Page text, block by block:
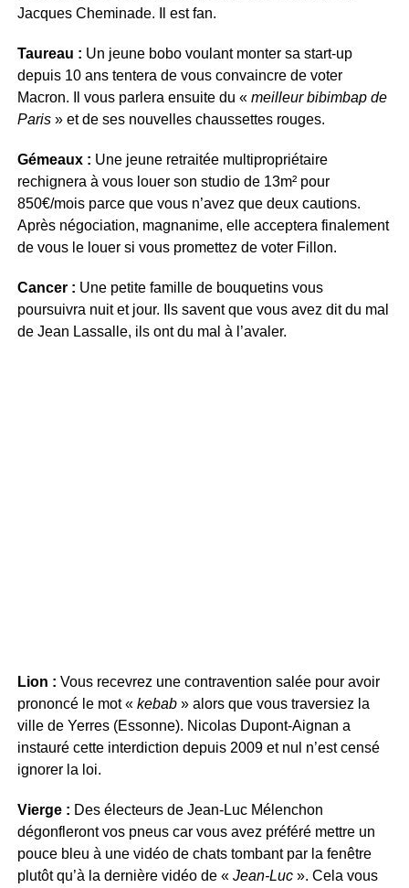
Jacques Cheminade. Il est fan.
Taureau : Un jeune bobo voulant monter sa start-up
depuis 10 ans tentera de vous convaincre de voter
Macron. Il vous parlera ensuite du « meilleur bibimbap de
Paris» et de ses nouvelles chaussettes rouges.
Gémeaux : Une jeune retraitée multipropriétaire
rechignera à vous louer son studio de 13m² pour
850€/mois parce que vous n’avez que deux cautions.
Après négociation, magnanime, elle acceptera finalement
de vous le louer si vous promettez de voter Fillon.
Cancer : Une petite famille de bouquetins vous
poursuivra nuit et jour. Ils savent que vous avez dit du mal
de Jean Lassalle, ils ont du mal à l’avaler.
Lion : Vous recevrez une contravention salée pour avoir
prononcé le mot « kebab» alors que vous traversiez la
ville de Yerres (Essonne). Nicolas Dupont-Aignan a
instauré cette interdiction depuis 2009 et nul n’est censé
ignorer la loi.
Vierge : Des électeurs de Jean-Luc Mélenchon
dégonfleront vos pneus car vous avez préféré mettre un
pouce bleu à une vidéo de chats tombant par la fenêtre
plutôt qu’à la dernière vidéo de « Jean-Luc». Cela vous